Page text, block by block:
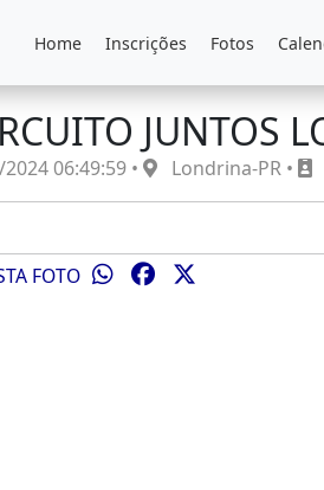
Home Inscrições Fotos
JUNTOS
06:49:59 • Londrina-PR •
FOTO